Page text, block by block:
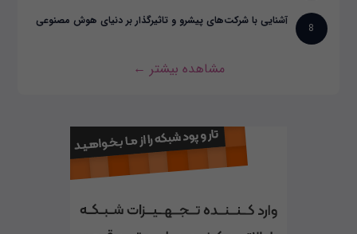
8
آشنایی با شرکت‌های پیشرو و تاثیرگذار بر دنیای هوش مصنوعی
مشاهده بیشتر ←